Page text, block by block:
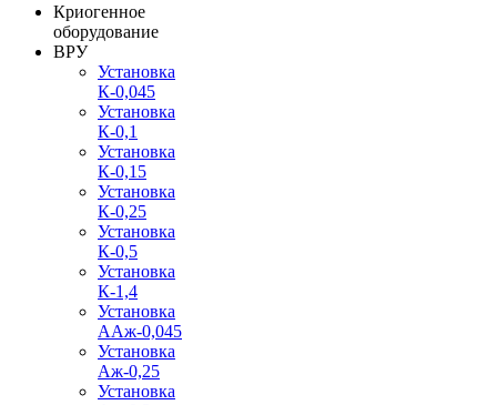
Криогенное
оборудование
ВРУ
Установка
К-0,045
Установка
К-0,1
Установка
К-0,15
Установка
К-0,25
Установка
К-0,5
Установка
К-1,4
Установка
ААж-0,045
Установка
Аж-0,25
Установка